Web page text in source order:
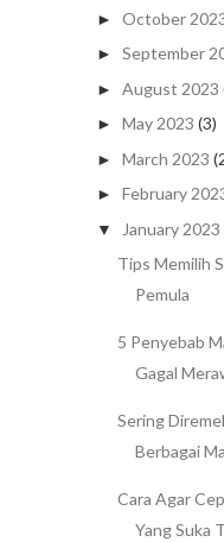
► October
► September
► August 2023
► May 2023 (3)
► March 2023
► February
▼ January 2023
Tips Memilih
Pemula
5 Penyebab
Gagal
Sering
Berbagai
Cara Agar
Yang Suka